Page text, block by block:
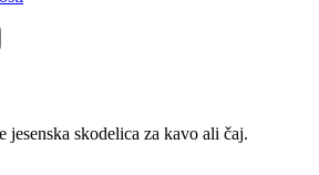
jesenska skodelica za kavo ali čaj.